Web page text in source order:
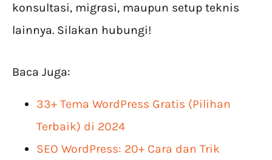
konsultasi, migrasi, maupun setup teknis
lainnya. Silakan hubungi!
Baca Juga:
33+ Tema WordPress Gratis (Pilihan
Terbaik) di 2024
SEO WordPress: 20+ Cara dan Trik